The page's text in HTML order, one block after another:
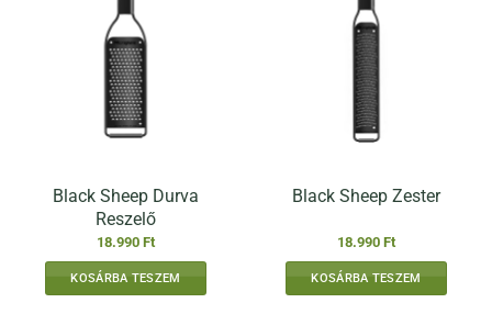
Black Sheep Durva
Reszelő
18.990 Ft
KOSÁRBA TESZEM
Black Sheep Zester
18.990 Ft
KOSÁRBA TESZEM